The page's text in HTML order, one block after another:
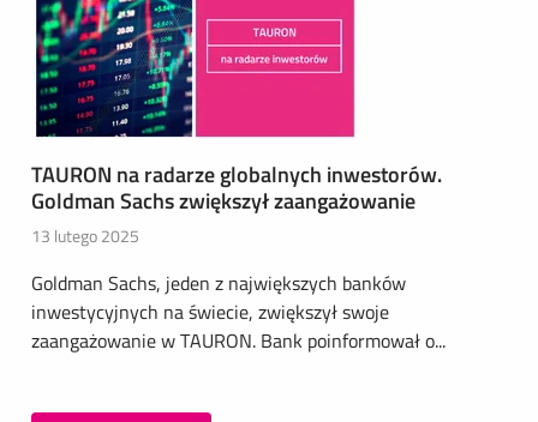
TAURON na radarze globalnych inwestorów.
Goldman Sachs zwiększył zaangażowanie
13 lutego 2025
Goldman Sachs, jeden z największych banków
inwestycyjnych na świecie, zwiększył swoje
zaangażowanie w TAURON. Bank poinformował o...